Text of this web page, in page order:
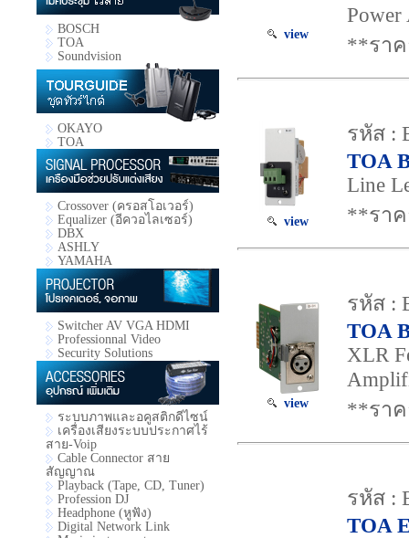
BOSCH
TOA
Soundvision
OKAYO
TOA
Crossover (ครอสโอเวอร์)
Equalizer (อีควอไลเซอร์)
DBX
ASHLY
YAMAHA
Switcher AV VGA HDMI
Professionnal Video
Security Solutions
ระบบภาพและอคูสติกดีไซน์
เครื่องเสียงระบบประกาศไร้
สาย-Voip
Cable Connector สาย
สัญญาณ
Playback (Tape, CD, Tuner)
Profession DJ
Headphone (หูฟัง)
Digital Network Link
view
**รา
view
รหัส :
TOA
Line
**รา
view
รหัส :
TOA
XLR
**รา
รหัส :
TOA